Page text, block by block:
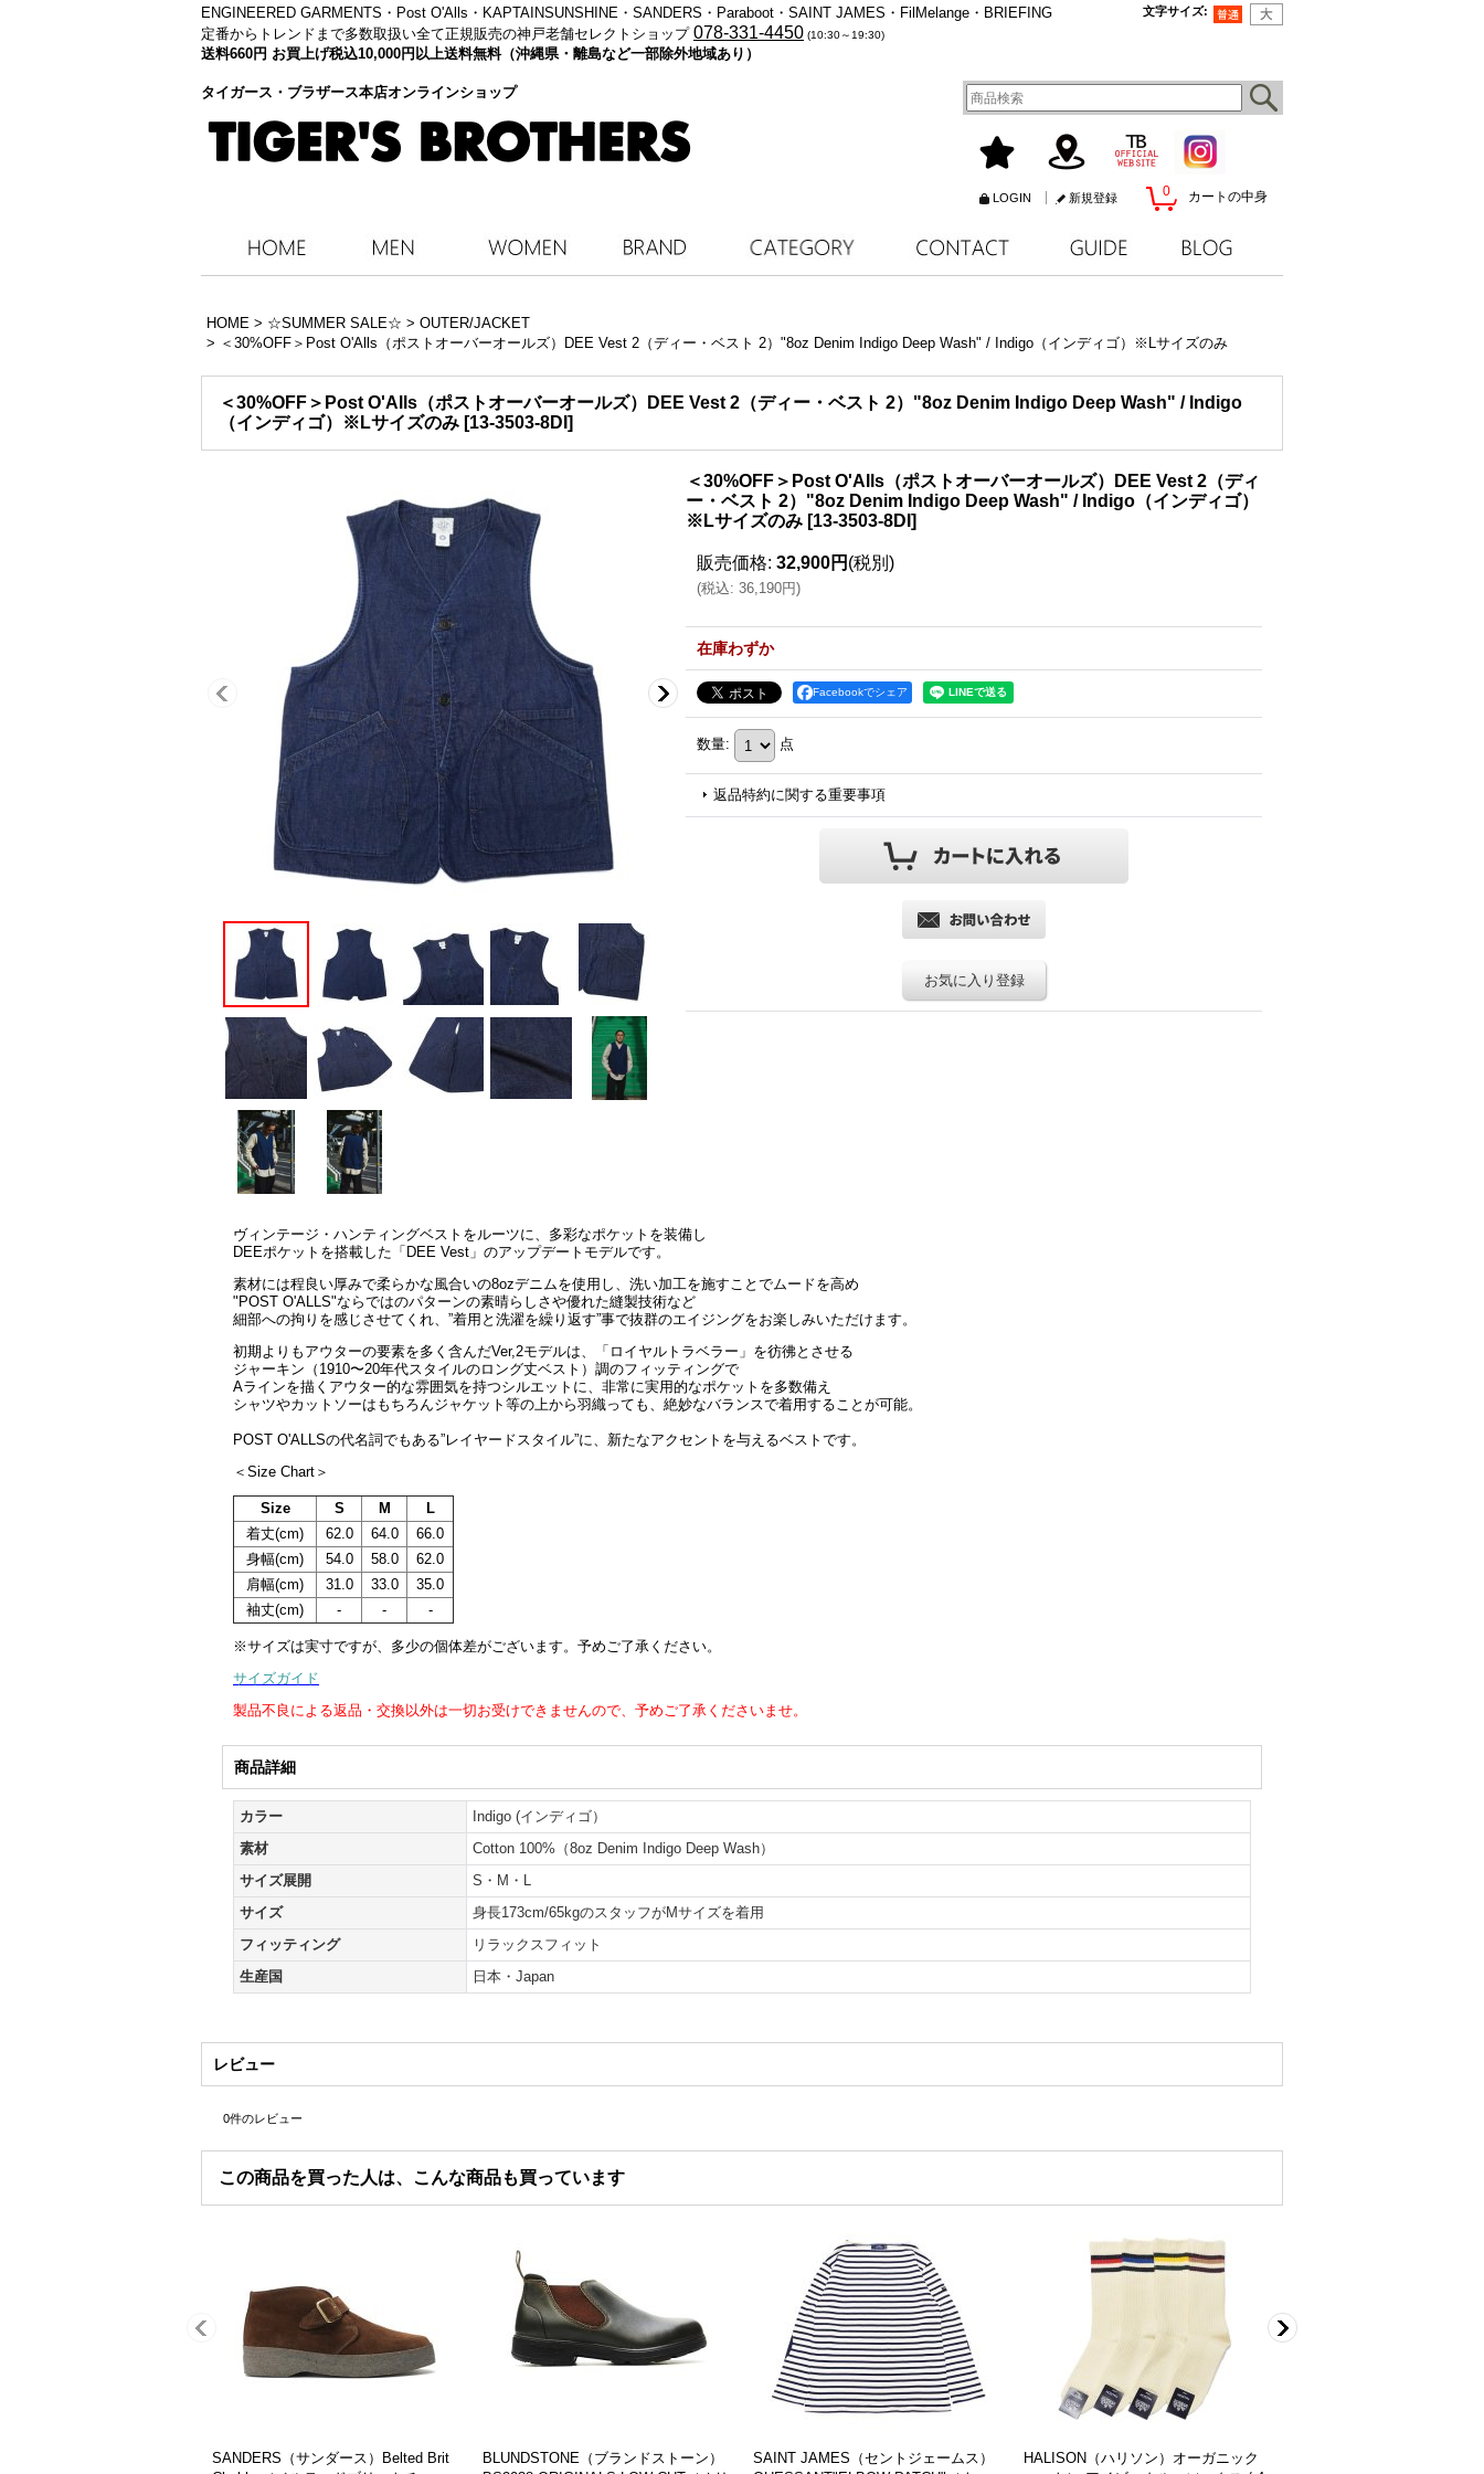
ENGINEERED GARMENTS・ Post O'Alls・KAPTAINSUNSHINE・SANDERS・Paraboot・SAINT JAMES・FilMelange・BRIEFING
定番からトレンドまで多数取扱い全て正規販売の神戸老舗セレクトショップ 078-331-4450 (10:30～19:30)
送料660円 お買上げ税込10,000円以上送料無料（沖縄県・離島など一部除外地域あり）
文字サイズ:
タイガース・ブラザース本店オンラインショップ
0 カートの中身
LOGIN 新規登録
HOME > ☆SUMMER SALE☆ > OUTER/JACKET
> ＜30%OFF＞Post O'Alls（ポストオーバーオールズ）DEE Vest 2（ディー・ベスト 2）"8oz Denim Indigo Deep Wash" / Indigo（インディゴ）※Lサイズのみ
＜30%OFF＞Post O'Alls（ポストオーバーオールズ）DEE Vest 2（ディー・ベスト 2）"8oz Denim Indigo Deep Wash" / Indigo
（インディゴ）※Lサイズのみ [13-3503-8DI ]
＜30%OFF＞Post O'Alls（ポストオーバーオールズ）DEE Vest 2（ディ
ー・ベスト 2）"8oz Denim Indigo Deep Wash" / Indigo（インディゴ）
※Lサイズのみ [13-3503-8DI ]
販売価格: 32,900円 (税別)
(税込: 36,190円)
在庫わずか
Facebookでシェア
数量: 点
返品特約に関する重要事項
お気に入り登録
ヴィンテージ・ハンティングベストをルーツに、多彩なポケットを装備し
DEEポケットを搭載した「DEE Vest」のアップデートモデルです。
素材には程良い厚みで柔らかな風合いの8ozデニムを使用し、洗い加工を施すことでムードを高め
"POST O'ALLS"ならではのパターンの素晴らしさや優れた縫製技術など
細部への拘りを感じさせてくれ、 ”着用と洗濯を繰り返す”事で抜群のエイジングをお楽しみいただけます。
初期よりもアウターの要素を多く含んだVer,2モデルは、「ロイヤルトラベラー」を彷彿とさせる
ジャーキン（1910〜20年代スタイルのロング丈ベスト）調のフィッティングで
Aラインを描くアウター的な雰囲気を持つシルエットに、非常に実用的なポケットを多数備え
シャツやカットソーはもちろんジャケット等の上から羽織っても、絶妙なバランスで着用することが可能。
POST O'ALLSの代名詞でもある”レイヤードスタイル”に、新たなアクセントを与えるベストです。
＜Size Chart＞
Size S M
L
着丈(cm)
62.0 64.0
66.0
身幅(cm)
54.0 58.0
62.0
肩幅(cm)
31.0 33.0
35.0
袖丈(cm)
- - -
※サイズは実寸ですが、多少の個体差がございます。予めご了承ください。
サイズガイド
製品不良による返品・交換以外は一切お受けできませんので、予めご了承くださいませ。
商品詳細
カラー
Indigo (インディゴ）
素材
Cotton 100%（8oz Denim Indigo Deep Wash）
サイズ展開
S・M・L
サイズ
身長173cm/65kgのスタッフがMサイズを着用
フィッティング
リラックスフィット
生産国
日本・Japan
レビュー
0件のレビュー
この商品を買った人は、こんな商品も買っています
Hanes（ヘインズ）BEEFY T-Shirt